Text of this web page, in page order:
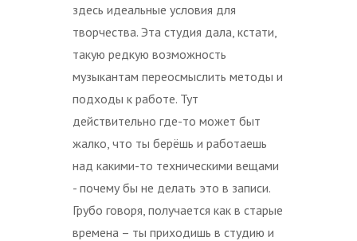
здесь идеальные условия для
творчества. Эта студия дала, кстати,
такую редкую возможность
музыкантам переосмыслить методы и
подходы к работе. Тут
действительно где-то может быт
жалко, что ты берёшь и работаешь
над какими-то техническими вещами
- почему бы не делать это в записи.
Грубо говоря, получается как в старые
времена – ты приходишь в студию и